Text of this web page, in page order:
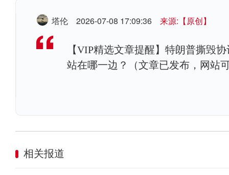
塔伦 2026-07-08 17:09:36 来源:【原创】
【VIP精选文章提醒】特朗普撕毁
站在哪一边？（文章已发布，网站
相关报道